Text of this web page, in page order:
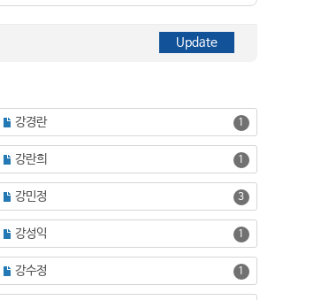
강경란 1
강란희 1
강민정 3
강성익 1
강수정 1